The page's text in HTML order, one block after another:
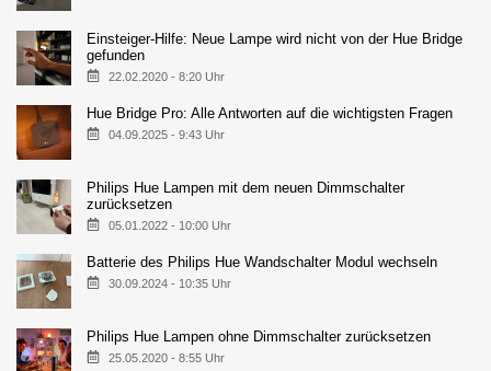
Einsteiger-Hilfe: Neue Lampe wird nicht von der Hue Bridge
gefunden
22.02.2020 - 8:20 Uhr
Hue Bridge Pro: Alle Antworten auf die wichtigsten Fragen
04.09.2025 - 9:43 Uhr
Philips Hue Lampen mit dem neuen Dimmschalter
zurücksetzen
05.01.2022 - 10:00 Uhr
Batterie des Philips Hue Wandschalter Modul wechseln
30.09.2024 - 10:35 Uhr
Philips Hue Lampen ohne Dimmschalter zurücksetzen
25.05.2020 - 8:55 Uhr